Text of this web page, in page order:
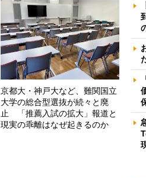
京都大・神戸大など、難関国立
大学の総合型選抜が続々と廃
止 「推薦入試の拡大」報道と
現実の乖離はなぜ起きるのか